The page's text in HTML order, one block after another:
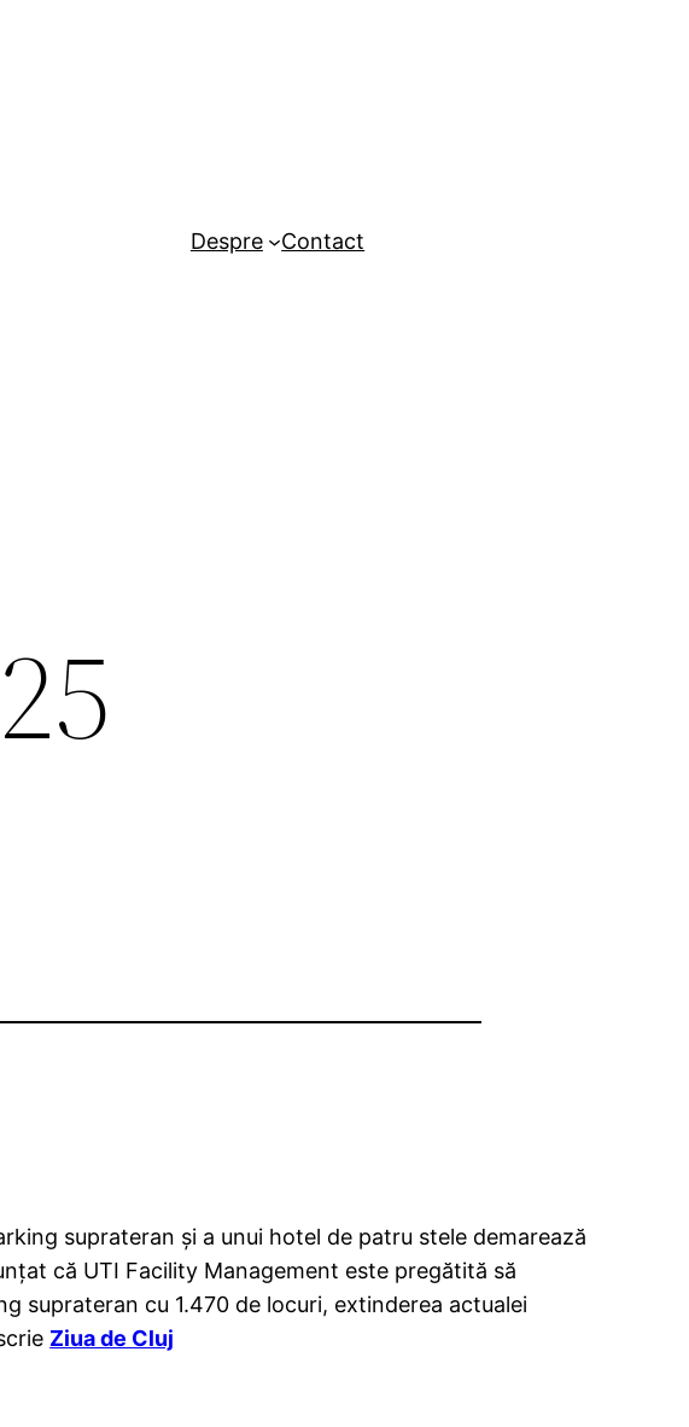
Despre Contact
suprateran şi a unui hotel de patru stele demarează
că UTI Facility Management este pregătită să
suprateran cu 1.470 de locuri, extinderea actualei
Ziua de Cluj